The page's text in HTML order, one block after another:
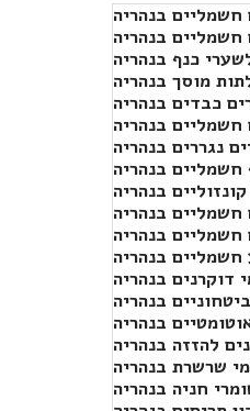
חשמליים בנהריה
חשמליים בנהריה
כנף בנהריה
מוסך בנהריה
כבדים בנהריה
חשמליים בנהריה
נגררים בנהריה
חשמליים בנהריה
בנהריה
חשמליים בנהריה
חשמליים בנהריה
חשמליים בנהריה
דוקרנים בנהריה
בנהריה
בנהריה
להזזה בנהריה
שרשרת בנהריה
חניה בנהריה